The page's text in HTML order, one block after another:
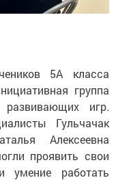
5А класса
группа
игр.
Гульчачак
Алексеевна
проявить свои
умение работать